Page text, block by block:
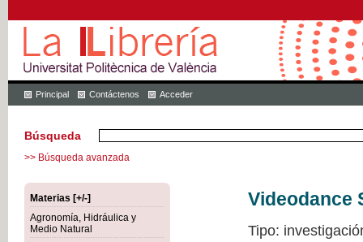
Principal Contáctenos Acceder
Búsqueda
>> Búsqueda avanzada
Materias [+/-]
Agronomía, Hidráulica y
Medio Natural
Videodance
Tipo: